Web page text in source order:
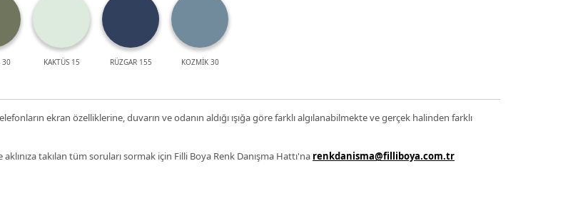
30 KAKTÜS 15 RÜZGAR 155 KOZMİK 30
ekran özelliklerine, duvarın ve odanın aldığı ışığa göre farklı algılanabilmekte ve gerçek halinden farklı
takılan tüm soruları sormak için Filli Boya Renk Danışma Hattı'na renkdanisma@filliboya.com.tr